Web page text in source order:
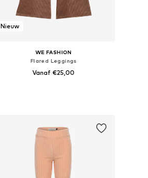
Nieuw
WE FASHION
Flared Leggings
Vanaf €25,00